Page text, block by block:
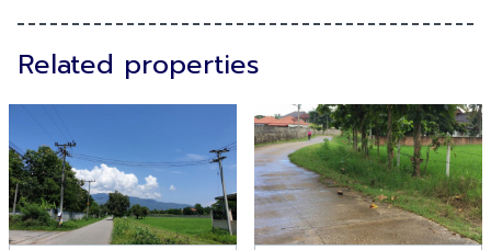
Related properties